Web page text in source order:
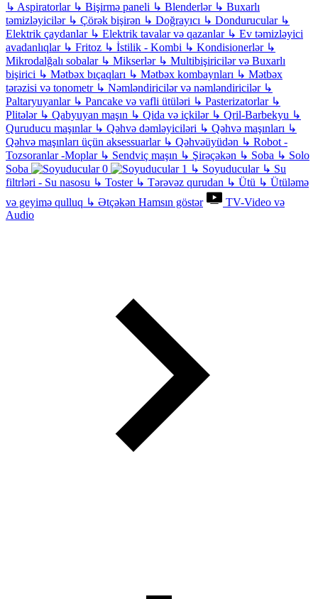
↳ Aspiratorlar ↳ Bişirmə paneli ↳ Blenderlər ↳ Buxarlı
təmizləyicilər ↳ Çörək bişirən ↳ Doğrayıcı ↳ Dondurucular ↳
Elektrik çaydanlar ↳ Elektrik tavalar və qazanlar ↳ Ev təmizləyici
avadanlıqlar ↳ Fritoz ↳ İstilik - Kombi ↳ Kondisionerlər ↳
Mikrodalğalı sobalar ↳ Mikserlər ↳ Multibişiricilər və Buxarlı
bişirici ↳ Mətbəx bıçaqları ↳ Mətbəx kombaynları ↳ Mətbəx
tərəzisi və tonometr ↳ Nəmləndiricilər və nəmləndiricilər ↳
Paltaryuyanlar ↳ Pancake və vafli ütüləri ↳ Pasterizatorlar ↳
Plitələr ↳ Qabyuyan maşın ↳ Qida və içkilər ↳ Qril-Barbekyu ↳
Quruducu maşınlar ↳ Qəhvə dəmləyiciləri ↳ Qəhvə maşınları ↳
Qəhvə maşınları üçün aksessuarlar ↳ Qəhvəüyüdən ↳ Robot -
Tozsoranlar -Moplar ↳ Sendviç maşın ↳ Şirəçəkən ↳ Soba ↳ Solo
Soba
↳ Soyuducular ↳ Su
filtrləri - Su nasosu ↳ Toster ↳ Tərəvəz qurudan ↳ Ütü ↳ Ütüləmə
və geyimə qulluq ↳ Ətçəkən Hamsın göstər
TV-Video və
Audio